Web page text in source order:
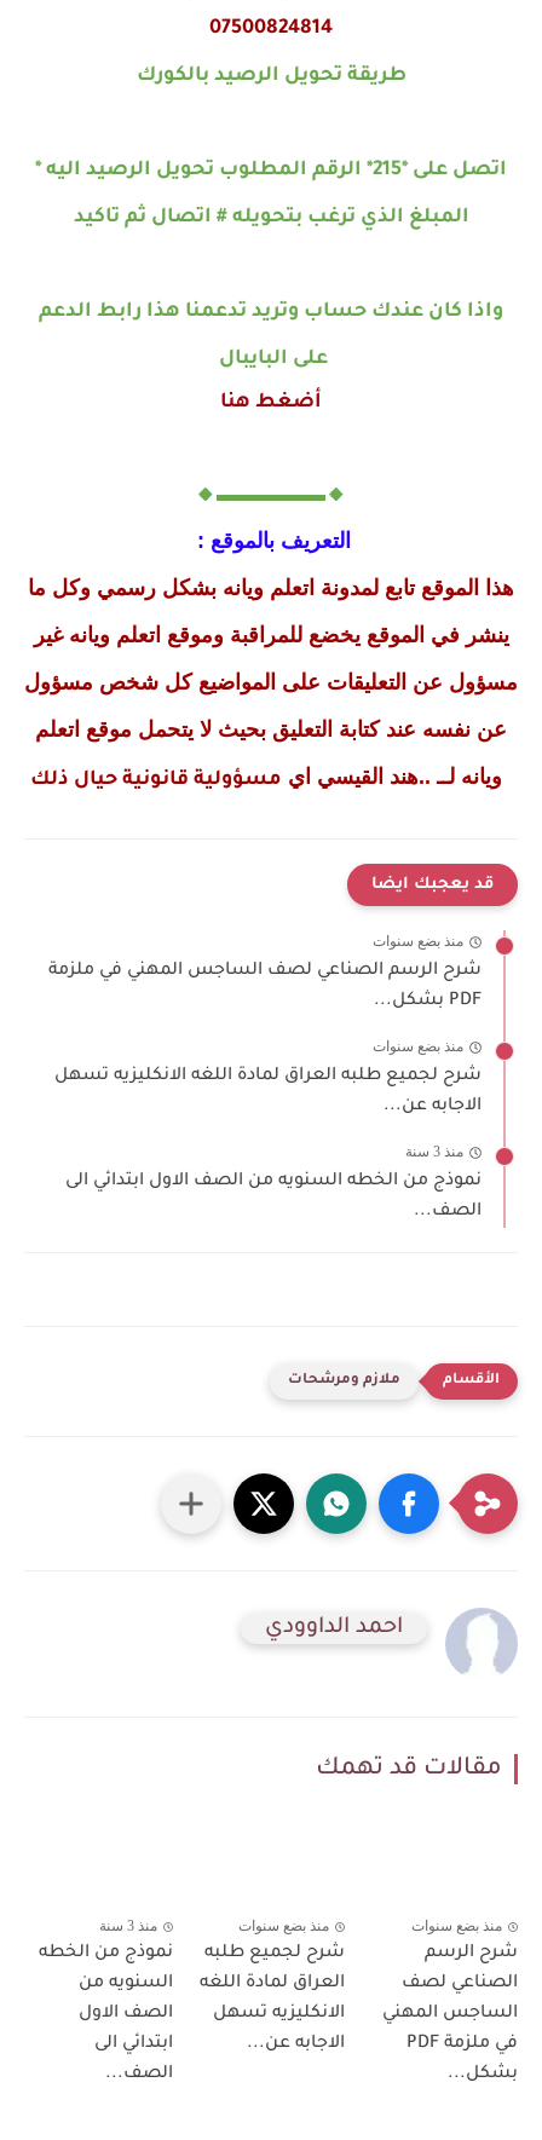
07500824814
طريقة تحويل الرصيد بالكورك
اتصل على *215* الرقم المطلوب تحويل الرصيد اليه *
المبلغ الذي ترغب بتحويله # اتصال ثم تاكيد
واذا كان عندك حساب وتريد تدعمنا هذا رابط الدعم
على البايبال
أضغط هنا
🔸▬▬▬▬▬🔸
التعريف بالموقع :
هذا الموقع تابع لمدونة اتعلم ويانه بشكل رسمي وكل ما
ينشر في الموقع يخضع للمراقبة وموقع اتعلم ويانه غير
مسؤول عن التعليقات على المواضيع كل شخص مسؤول
عن نفسه عند كتابة التعليق بحيث لا يتحمل موقع اتعلم
ويانه لــ ..هند القيسي اي مسؤولية قانونية حيال ذلك
قد يعجبك ايضا
منذ بضع سنوات
شرح الرسم الصناعي لصف الساجس المهني في ملزمة
PDF بشكل...
منذ بضع سنوات
شرح لجميع طلبه العراق لمادة اللغه الانكليزيه تسهل
الاجابه عن...
منذ 3 سنة
نموذج من الخطه السنويه من الصف الاول ابتدائي الى
الصف...
ملازم ومرشحات
احمد الداوودي
مقالات قد تهمك
منذ بضع سنوات
شرح الرسم
الصناعي لصف
الساجس المهني
في ملزمة PDF
بشكل...
منذ بضع سنوات
شرح لجميع طلبه
العراق لمادة اللغه
الانكليزيه تسهل
الاجابه عن...
منذ 3 سنة
نموذج من الخطه
السنويه من
الصف الاول
ابتدائي الى
الصف...